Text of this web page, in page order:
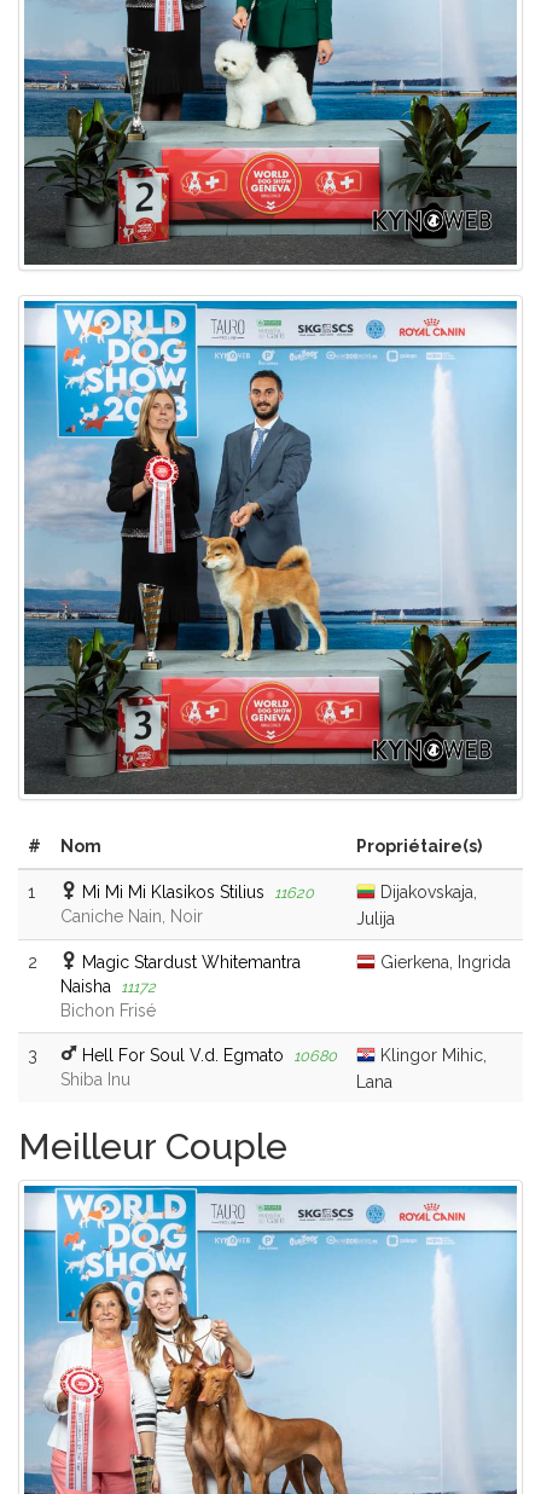
# Nom Propriétaire(s)
1 Mi Mi Mi Klasikos Stilius 11620
Caniche Nain, Noir
Dijakovskaja,
Julija
2
Magic Stardust Whitemantra
Naisha 11172
Bichon Frisé
Gierkena, Ingrida
3 Hell For Soul V.d. Egmato 10680
Shiba Inu
Klingor Mihic,
Lana
Meilleur Couple